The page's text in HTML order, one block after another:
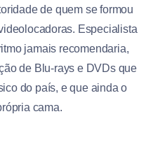
de quem se formou
Especialista
jamais recomendaria,
de Blu-rays e DVDs que
do país, e que ainda o
cama.